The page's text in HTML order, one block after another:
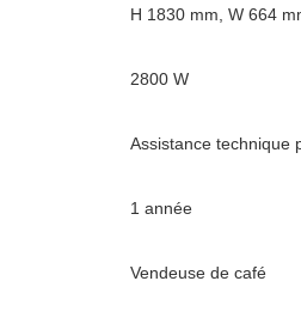
H 1830 mm, W 664
2800 W
Assistance technique
1 année
Vendeuse de café